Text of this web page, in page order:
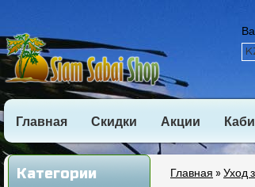
Главная Скидки Акции
Категории Главная » Уход